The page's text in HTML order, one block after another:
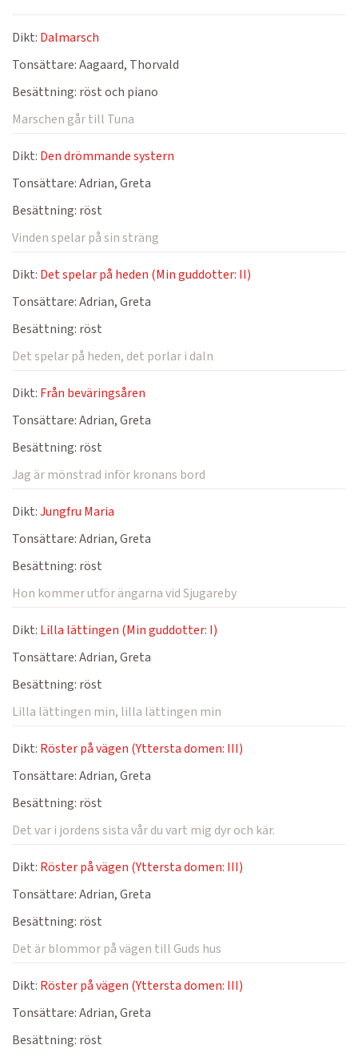
Dikt: Dalmarsch
Tonsättare:Aagaard, Thorvald
Besättning: röst och piano
Marschen går till Tuna
Dikt: Den drömmande systern
Tonsättare:Adrian, Greta
Besättning: röst
Vinden spelar på sin sträng
Dikt: Det spelar på heden (Min guddotter: II)
Tonsättare:Adrian, Greta
Besättning: röst
Det spelar på heden, det porlar i daln
Dikt: Från beväringsåren
Tonsättare:Adrian, Greta
Besättning: röst
Jag är mönstrad inför kronans bord
Dikt:Jungfru Maria
Tonsättare:Adrian, Greta
Besättning: röst
Hon kommer utför ängarna vid Sjugareby
Dikt: Lilla lättingen (Min guddotter: I)
Tonsättare:Adrian, Greta
Besättning: röst
Lilla lättingen min, lilla lättingen min
Dikt: Röster på vägen (Yttersta domen: III)
Tonsättare:Adrian, Greta
Besättning: röst
Det var i jordens sista vår du vart mig dyr och kär.
Dikt: Röster på vägen (Yttersta domen: III)
Tonsättare:Adrian, Greta
Besättning: röst
Det är blommor på vägen till Guds hus
Dikt: Röster på vägen (Yttersta domen: III)
Tonsättare:Adrian, Greta
Besättning: röst